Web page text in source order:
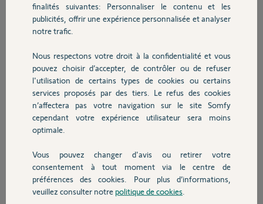
Domotique
Chauffage
Autres produits
Devis avec un pro
Contact
Corinne V.
il y a plus de 3 ans
Réponses
Bonsoir Corinne
Edit : Le réglage de sensibilité ne fonctionne que si la caméra est a 2.40m
de hauteur. Dans ce cas tout ce qui fait moins de 50 cm de hauteur n'est
pas détecté. Par contre si le chat monte sur un meuble voir la copie
finalités suivantes: Personnaliser le contenu et les
publicités, offrir une expérience personnalisée et analyser
notre trafic.
Nous respectons votre droit à la confidentialité et vous
pouvez choisir d’accepter, de contrôler ou de refuser
l'utilisation de certains types de cookies ou certains
services proposés par des tiers. Le refus des cookies
n’affectera pas votre navigation sur le site Somfy
cependant votre expérience utilisateur sera moins
optimale.
Vous pouvez changer d'avis ou retirer votre
consentement à tout moment via le centre de
préférences des cookies. Pour plus d’informations,
veuillez consulter notre politique de cookies